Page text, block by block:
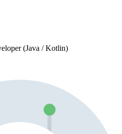
(Java / Kotlin)